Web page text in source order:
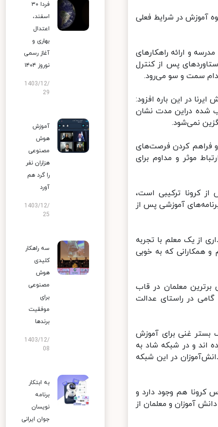
آموزش در شرایط فعلی
و ارائه راهکارهای
پس از کنترل
سمت و سو می‌رود.
در این باره افزود:
شده دراین مدت نشان
نمی‌شود.
فراهم کردن فرصت‌های
موثر و مداوم برای
کرونا ترکیبی است،
آموزشی پس از
از یک معلم با تجربه
همکارانی که به خوبی
معلمان در قاب
در راستای عدالت
غنی برای آموزش
اند و در شبکه شاد به
در این شبکه
هم وجود دارد و
آموزان و معلمان از
فردا ۳۰
اسفند،
اعتدال
بهاری و
آغاز رسمی
نوروز ۱۴۰۴
1403/12/
29
آموزش
هوش
مصنوعی
هزاران نفر
را گرد هم
آورد
1403/12/
25
سه راهکار
کلیدی
هوش
مصنوعی
برای
موفقیت
برندها
1403/12/
08
به ابتکار
برنامه
نویسان
جوان ایرانی